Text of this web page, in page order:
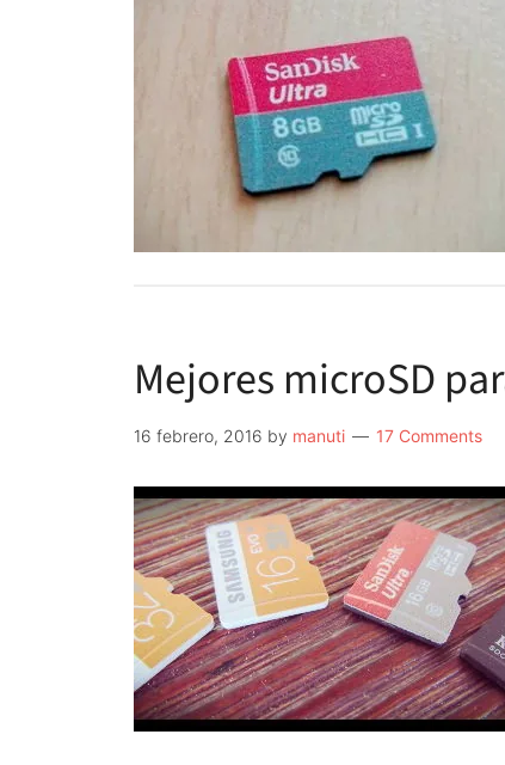
Mejores microSD
16 febrero, 2016 by manuti 17 Comments